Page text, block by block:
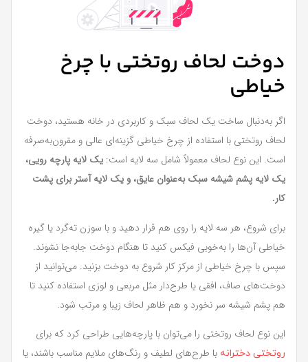
دوخت لحاف روتختی با چرخ
خیاطی
اگر به‌دنبال ساخت یک لحاف سبک و کاربردی در خانه هستید، دوخت
لحاف روتختی با استفاده از چرخ خیاطی گزینه‌ای عالی و مقرون‌به‌صرفه
است. این نوع لحاف معمولاً شامل سه لایه است: یک لایه پارچه رویی،
یک لایه پشم شیشه سبک به‌عنوان عایق، و یک لایه آستر برای پشت
کار.
برای شروع، هر سه لایه را روی هم قرار دهید و با سوزن ته‌گرد یا گیره
خیاطی آن‌ها را به‌خوبی فیکس کنید تا هنگام دوخت جابه‌جا نشوند.
سپس با چرخ خیاطی از مرکز کار شروع به دوخت بزنید. می‌توانید از
دوخت‌های صاف، افقی یا طرح‌دار مثل مربعی و لوزی استفاده کنید تا
هم پشم شیشه سر نخورد و هم ظاهر لحاف زیبا و مرتب شود.
این نوع لحاف روتختی را می‌توان با پارچه‌هایی طراحی کرد که برای
روتختی دخترانه با طرح‌های لطیف و رنگ‌های ملایم مناسب باشند، یا